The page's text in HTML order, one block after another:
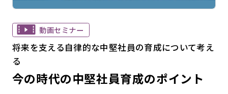
動画セミナー
将来を支える自律的な中堅社員の育成について考え
る
今の時代の中堅社員育成のポイント